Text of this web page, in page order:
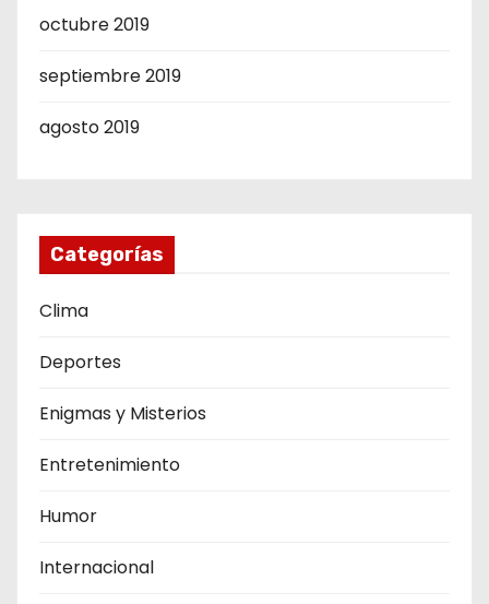
octubre 2019
septiembre 2019
agosto 2019
Categorías
Clima
Deportes
Enigmas y Misterios
Entretenimiento
Humor
Internacional